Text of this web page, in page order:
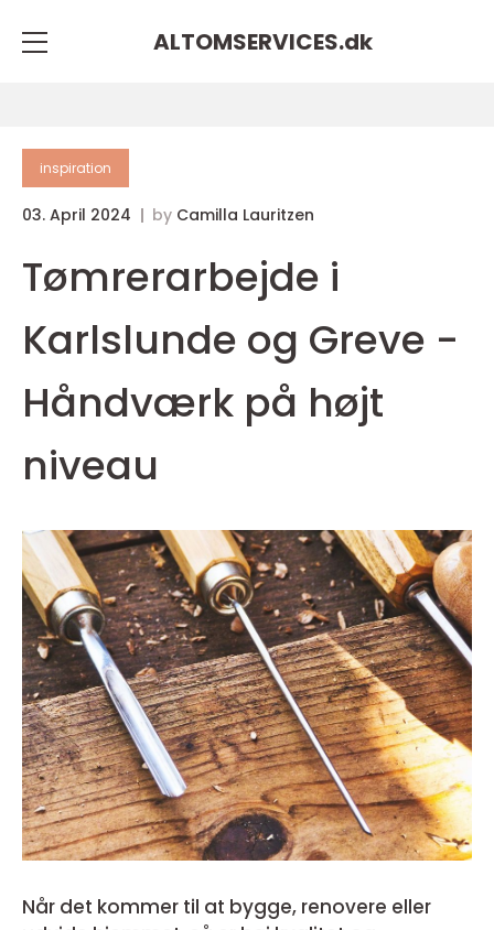
ALTOMSERVICES.dk
inspiration
03. April 2024 by Camilla Lauritzen
Tømrerarbejde i
Karlslunde og Greve -
Håndværk på højt
niveau
Når det kommer til at bygge, renovere eller